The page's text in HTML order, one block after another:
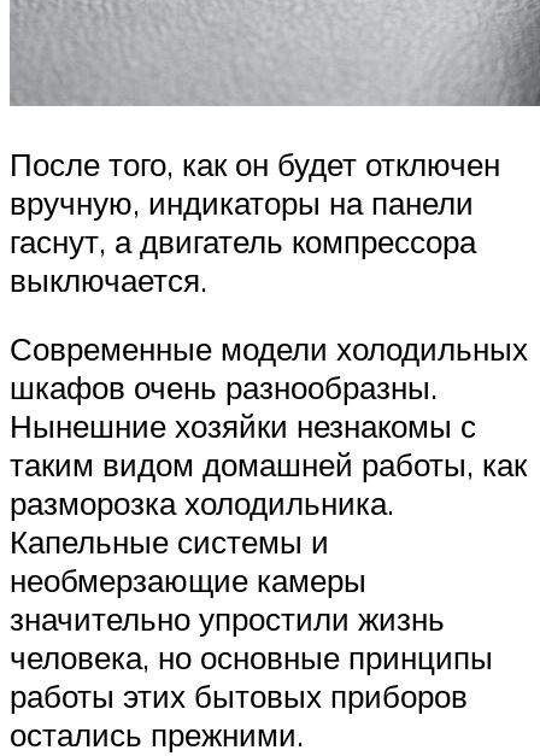
После того, как он будет отключен
вручную, индикаторы на панели
гаснут, а двигатель компрессора
выключается.
Современные модели холодильных
шкафов очень разнообразны.
Нынешние хозяйки незнакомы с
таким видом домашней работы, как
разморозка холодильника.
Капельные системы и
необмерзающие камеры
значительно упростили жизнь
человека, но основные принципы
работы этих бытовых приборов
остались прежними.